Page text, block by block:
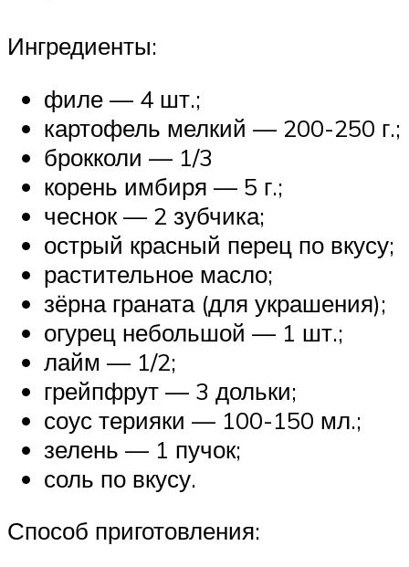
Ингредиенты:
филе — 4 шт.;
картофель мелкий — 200-250 г.;
брокколи — 1/3
корень имбиря — 5 г.;
чеснок — 2 зубчика;
острый красный перец по вкусу;
растительное масло;
зёрна граната (для украшения);
огурец небольшой — 1 шт.;
лайм — 1/2;
грейпфрут — 3 дольки;
соус терияки — 100-150 мл.;
зелень — 1 пучок;
соль по вкусу.
Способ приготовления: